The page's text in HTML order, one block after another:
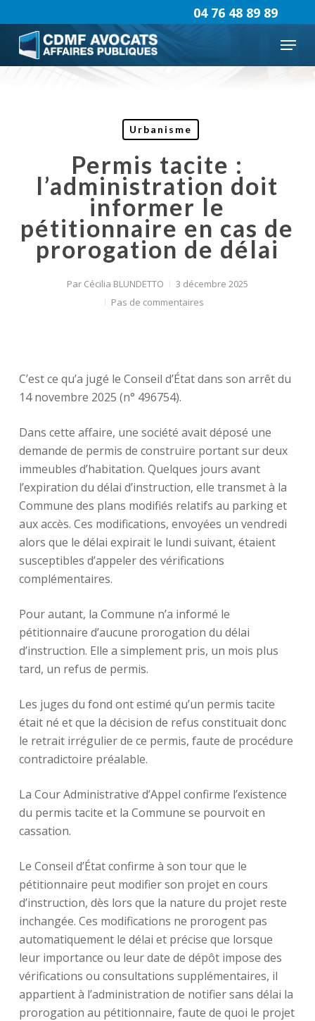
to
main
content
Menu
04 76 48 89 89
Urbanisme
Permis tacite :
l’administration doit
informer le
pétitionnaire en cas de
prorogation de délai
ParCécilia BLUNDETTO
3 décembre 2025
Pas de commentaires
C’est ce qu’a jugé le Conseil d’État dans son arrêt du
14 novembre 2025 (n° 496754).
Dans cette affaire, une société avait déposé une
demande de permis de construire portant sur deux
immeubles d’habitation. Quelques jours avant
l’expiration du délai d’instruction, elle transmet à la
Commune des plans modifiés relatifs au parking et
aux accès. Ces modifications, envoyées un vendredi
alors que le délai expirait le lundi suivant, étaient
susceptibles d’appeler des vérifications
complémentaires.
Pour autant, la Commune n’a informé le
pétitionnaire d’aucune prorogation du délai
d’instruction. Elle a simplement pris, un mois plus
tard, un refus de permis.
Les juges du fond ont estimé qu’un permis tacite
était né et que la décision de refus constituait donc
le retrait irrégulier de ce permis, faute de procédure
contradictoire préalable.
La Cour Administrative d’Appel confirme l’existence
du permis tacite et la Commune se pourvoit en
cassation.
Le Conseil d’État confirme à son tour que le
pétitionnaire peut modifier son projet en cours
d’instruction, dès lors que la nature du projet reste
inchangée. Ces modifications ne prorogent pas
automatiquement le délai et précise que lorsque
leur importance ou leur date de dépôt impose des
vérifications ou consultations supplémentaires, il
appartient à l’administration de notifier sans délai la
prorogation au pétitionnaire, faute de quoi le projet